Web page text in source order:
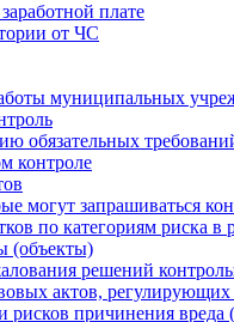
плате
от ЧС
муниципальных
обязательных
контроле
могут запрашиваться
по категориям риска
(объекты)
решений
актов,
причинения вреда